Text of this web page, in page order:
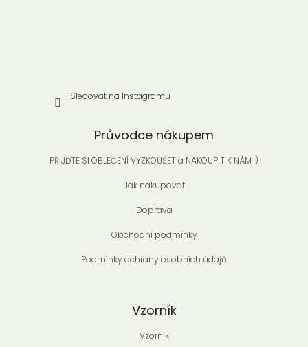
Sledovat na Instagramu
Průvodce nákupem
PŘIJĎTE SI OBLEČENÍ VYZKOUŠET a NAKOUPIT K NÁM :)
Jak nakupovat
Doprava
Obchodní podmínky
Podmínky ochrany osobních údajů
Vzorník
Vzorník